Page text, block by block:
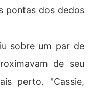
pontas dos dedos
sobre um par de
de seu
perto. "Cassie,